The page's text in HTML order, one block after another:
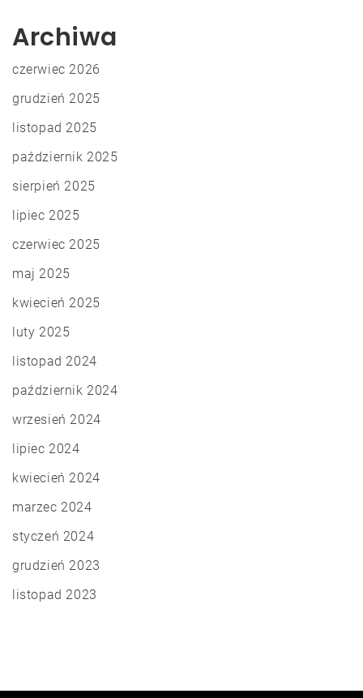
Archiwa
czerwiec 2026
grudzień 2025
listopad 2025
październik 2025
sierpień 2025
lipiec 2025
czerwiec 2025
maj 2025
kwiecień 2025
luty 2025
listopad 2024
październik 2024
wrzesień 2024
lipiec 2024
kwiecień 2024
marzec 2024
styczeń 2024
grudzień 2023
listopad 2023